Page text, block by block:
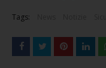
Tags: